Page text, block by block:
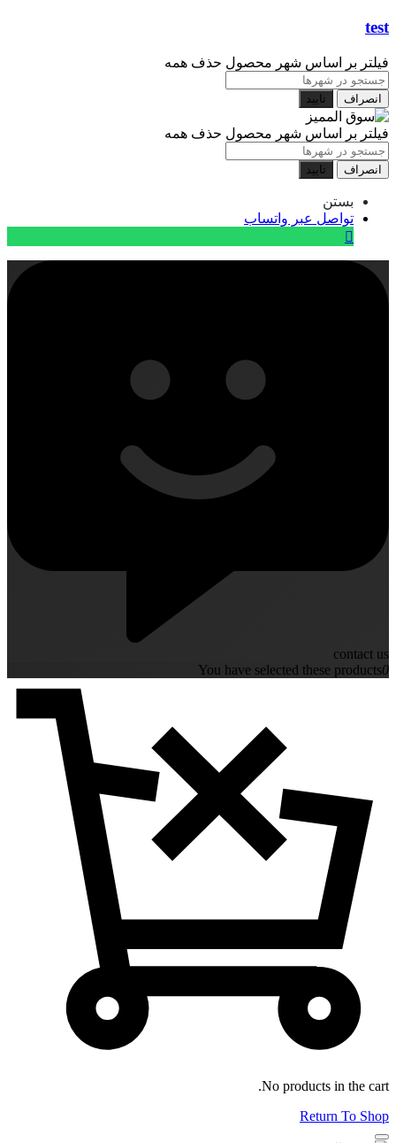
test
فیلتر بر اساس شهر محصول حذف همه
انصراف تایید
فیلتر بر اساس شهر محصول حذف همه
انصراف تایید
بستن
تواصل عبر واتساب
contact us
You have selected these products0
No products in the cart.
Return To Shop